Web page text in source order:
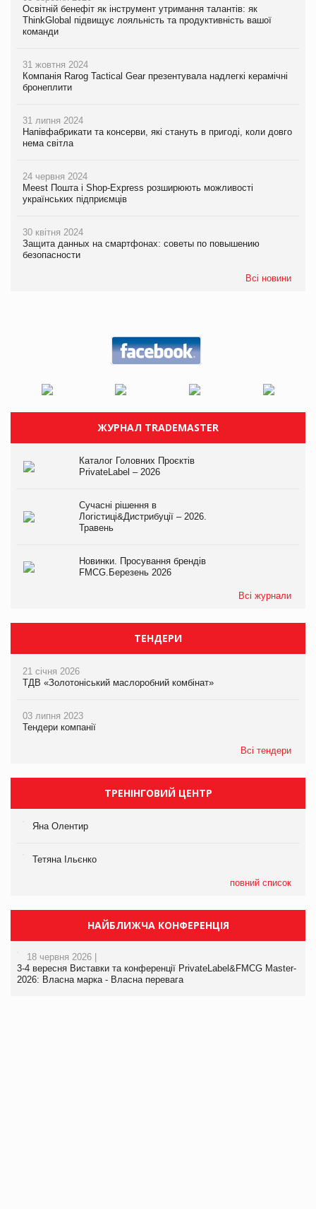
Освітній бенефіт як інструмент утримання талантів: як
ThinkGlobal підвищує лояльність та продуктивність вашої
команди
31 жовтня 2024
Компанія Rarog Tactical Gear презентувала надлегкі керамічні
бронеплити
31 липня 2024
Напівфабрикати та консерви, які стануть в пригоді, коли довго
нема світла
24 червня 2024
Meest Пошта і Shop-Express розширюють можливості
українських підприємців
30 квітня 2024
Защита данных на смартфонах: советы по повышению
безопасности
Всі новини
ЖУРНАЛ TRADEMASTER
Каталог Головних Проєктів
PrivateLabel – 2026
Сучасні рішення в
Логістиці&Дистрибуції – 2026.
Травень
Новинки. Просування брендів
FMCG.Березень 2026
Всі журнали
ТЕНДЕРИ
21 січня 2026
ТДВ «Золотоніський маслоробний комбінат»
03 липня 2023
Тендери компанії
Всі тендери
ТРЕНІНГОВИЙ ЦЕНТР
Яна Олентир
Тетяна Ільєнко
повний список
НАЙБЛИЖЧА КОНФЕРЕНЦІЯ
18 червня 2026 |
3-4 вересня Виставки та конференції PrivateLabel&FMCG Master-
2026: Власна марка - Власна перевага